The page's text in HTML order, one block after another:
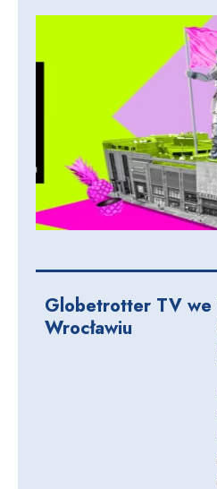
Globetrotter TV we
Wrocławiu